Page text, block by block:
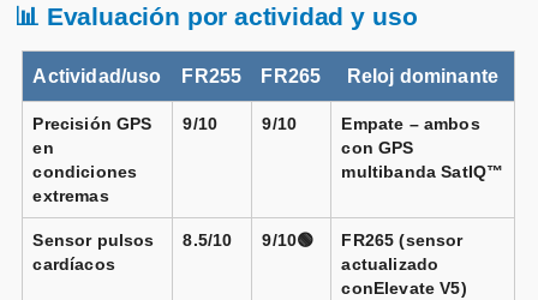
📦 72h · 🚚 Gratis >49€ · 🔄 30 días
📊 Evaluación por actividad y uso
Actividad/uso FR255 FR265 Reloj dominante
Precisión GPS
en
condiciones
extremas
9/10 9/10
Empate – ambos
con GPS
multibanda SatIQ™
Sensor pulsos
cardíacos
8.5/10 9/10🟢
FR265 (sensor
actualizado
conElevate V5)